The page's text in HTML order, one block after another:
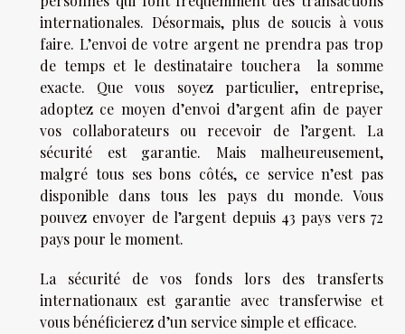
internationales. Désormais, plus de soucis à vous
faire. L’envoi de votre argent ne prendra pas trop
de temps et le destinataire touchera la somme
exacte. Que vous soyez particulier, entreprise,
adoptez ce moyen d’envoi d’argent afin de payer
vos collaborateurs ou recevoir de l’argent. La
sécurité est garantie. Mais malheureusement,
malgré tous ses bons côtés, ce service n’est pas
disponible dans tous les pays du monde. Vous
pouvez envoyer de l’argent depuis 43 pays vers 72
pays pour le moment.
La sécurité de vos fonds lors des transferts
internationaux est garantie avec transferwise et
vous bénéficierez d’un service simple et efficace.